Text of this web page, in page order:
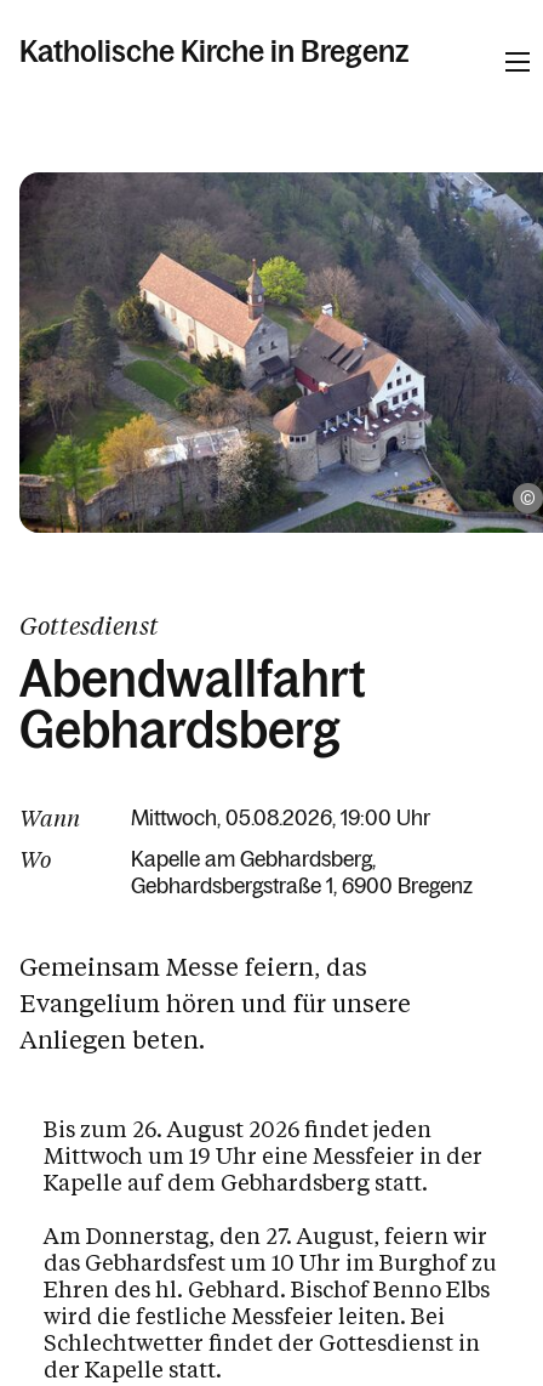
Katholische Kirche in Bregenz
Pfarren
Kalender
Personen
Kontakt
Gottesdienst
Abendwallfahrt
Gebhardsberg
Wann Mittwoch, 05.08.2026, 19:00 Uhr
Wo
Kapelle am Gebhardsberg
Gebhardsbergstraße 1 6900 Bregenz
Gemeinsam Messe feiern, das
Evangelium hören und für unsere
Anliegen beten.
Bis zum 26. August 2026 findet jeden
Mittwoch um 19 Uhr eine Messfeier in der
Kapelle auf dem Gebhardsberg statt.
Am Donnerstag, den 27. August, feiern wir
das Gebhardsfest um 10 Uhr im Burghof zu
Ehren des hl. Gebhard. Bischof Benno Elbs
wird die festliche Messfeier leiten. Bei
Schlechtwetter findet der Gottesdienst in
der Kapelle statt.